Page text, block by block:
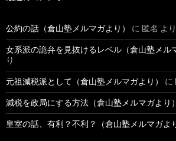
公約の話（倉山塾メルマガより） に 匿名 より
女系派の詭弁を見抜けるレベル（倉山塾メル
り
元祖減税派として（倉山塾メルマガより） に
減税を政局にする方法（倉山塾メルマガより）
皇室の話、有利？不利？（倉山塾メルマガよ